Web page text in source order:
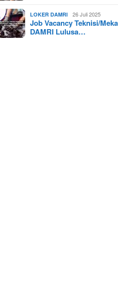
LOKER DAMRI 26 Juli 2025
Job Vacancy Teknisi/
DAMRI Lulusa…